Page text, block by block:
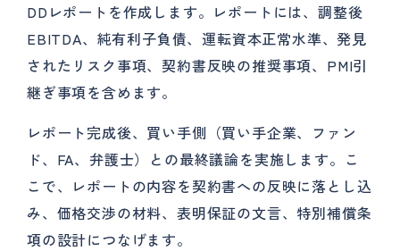
DDレポートを作成します。レポートには、調整後
EBITDA、純有利子負債、運転資本正常水準、発見
されたリスク事項、契約書反映の推奨事項、PMI引
継ぎ事項を含めます。
レポート完成後、買い手側（買い手企業、ファン
ド、FA、弁護士）との最終議論を実施します。こ
こで、レポートの内容を契約書への反映に落とし込
み、価格交渉の材料、表明保証の文言、特別補償条
項の設計につなげます。